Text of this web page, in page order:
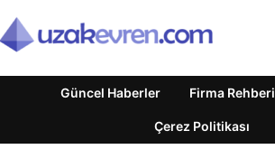
Güncel Haberler Firma Rehberi
Çerez Politikası